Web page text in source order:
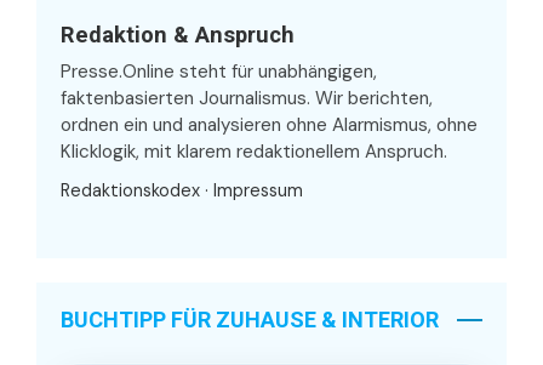
Redaktion & Anspruch
Presse.Online steht für unabhängigen,
faktenbasierten Journalismus. Wir berichten,
ordnen ein und analysieren ohne Alarmismus, ohne
Klicklogik, mit klarem redaktionellem Anspruch.
Redaktionskodex · Impressum
BUCHTIPP FÜR ZUHAUSE & INTERIOR